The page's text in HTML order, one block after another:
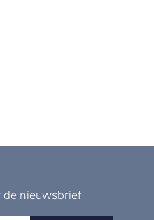
de nieuwsbrief